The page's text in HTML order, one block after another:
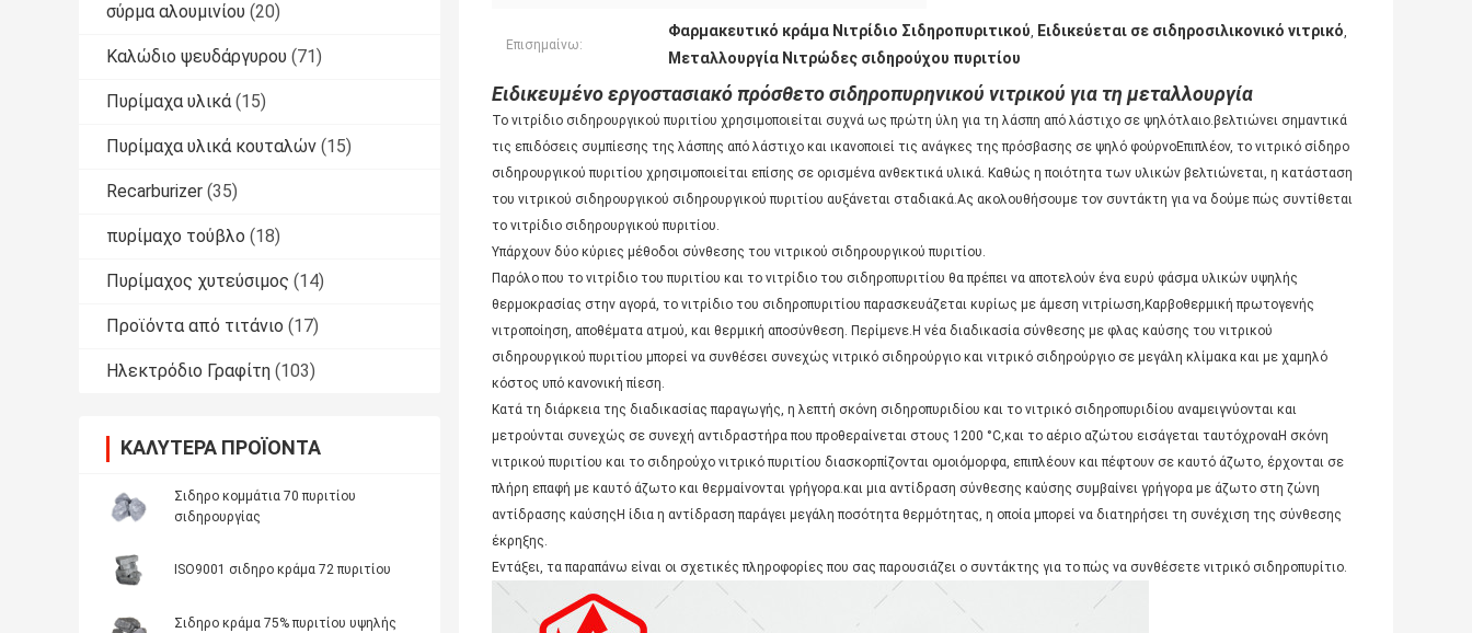
σύρμα αλουμινίου (20)
Καλώδιο ψευδάργυρου (71)
Πυρίμαχα υλικά (15)
Πυρίμαχα υλικά κουταλών (15)
Recarburizer (35)
πυρίμαχο τούβλο (18)
Πυρίμαχος χυτεύσιμος (14)
Προϊόντα από τιτάνιο (17)
Ηλεκτρόδιο Γραφίτη (103)
ΚΑΛΎΤΕΡΑ ΠΡΟΪΌΝΤΑ
Σιδηρο κομμάτια 70 πυριτίου
σιδηρουργίας
ISO9001 σιδηρο κράμα 72 πυριτίου
Σιδηρο κράμα 75% πυριτίου υψηλής
Επισημαίνω:
Φαρμακευτικό κράμα Νιτρίδιο Σιδηροπυριτικού, Ειδικεύεται σε σιδηροσιλικονικό νιτρικό,
Μεταλλουργία Νιτρώδες σιδηρούχου πυριτίου
Ειδικευμένο εργοστασιακό πρόσθετο σιδηροπυρηνικού νιτρικού για τη μεταλλουργία
Το νιτρίδιο σιδηρουργικού πυριτίου χρησιμοποιείται συχνά ως πρώτη ύλη για τη λάσπη από λάστιχο σε ψηλότλαιο.βελτιώνει σημαντικά
τις επιδόσεις συμπίεσης της λάσπης από λάστιχο και ικανοποιεί τις ανάγκες της πρόσβασης σε ψηλό φούρνοΕπιπλέον, το νιτρικό σίδηρο
σιδηρουργικού πυριτίου χρησιμοποιείται επίσης σε ορισμένα ανθεκτικά υλικά. Καθώς η ποιότητα των υλικών βελτιώνεται, η κατάσταση
του νιτρικού σιδηρουργικού σιδηρουργικού πυριτίου αυξάνεται σταδιακά.Ας ακολουθήσουμε τον συντάκτη για να δούμε πώς συντίθεται
το νιτρίδιο σιδηρουργικού πυριτίου.
Υπάρχουν δύο κύριες μέθοδοι σύνθεσης του νιτρικού σιδηρουργικού πυριτίου.
Παρόλο που το νιτρίδιο του πυριτίου και το νιτρίδιο του σιδηροπυριτίου θα πρέπει να αποτελούν ένα ευρύ φάσμα υλικών υψηλής
θερμοκρασίας στην αγορά, το νιτρίδιο του σιδηροπυριτίου παρασκευάζεται κυρίως με άμεση νιτρίωση,Καρβοθερμική πρωτογενής
νιτροποίηση, αποθέματα ατμού, και θερμική αποσύνθεση. Περίμενε.Η νέα διαδικασία σύνθεσης με φλας καύσης του νιτρικού
σιδηρουργικού πυριτίου μπορεί να συνθέσει συνεχώς νιτρικό σιδηρούργιο και νιτρικό σιδηρούργιο σε μεγάλη κλίμακα και με χαμηλό
κόστος υπό κανονική πίεση.
Κατά τη διάρκεια της διαδικασίας παραγωγής, η λεπτή σκόνη σιδηροπυριδίου και το νιτρικό σιδηροπυριδίου αναμειγνύονται και
μετρούνται συνεχώς σε συνεχή αντιδραστήρα που προθεραίνεται στους 1200 °C,και το αέριο αζώτου εισάγεται ταυτόχροναΗ σκόνη
νιτρικού πυριτίου και το σιδηρούχο νιτρικό πυριτίου διασκορπίζονται ομοιόμορφα, επιπλέουν και πέφτουν σε καυτό άζωτο, έρχονται σε
πλήρη επαφή με καυτό άζωτο και θερμαίνονται γρήγορα.και μια αντίδραση σύνθεσης καύσης συμβαίνει γρήγορα με άζωτο στη ζώνη
αντίδρασης καύσηςΗ ίδια η αντίδραση παράγει μεγάλη ποσότητα θερμότητας, η οποία μπορεί να διατηρήσει τη συνέχιση της σύνθεσης
έκρηξης.
Εντάξει, τα παραπάνω είναι οι σχετικές πληροφορίες που σας παρουσιάζει ο συντάκτης για το πώς να συνθέσετε νιτρικό σιδηροπυρίτιο.